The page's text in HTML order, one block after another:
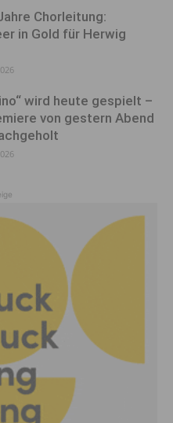
Chorleitung:
in Gold für Herwig
wird heute gespielt –
von gestern Abend